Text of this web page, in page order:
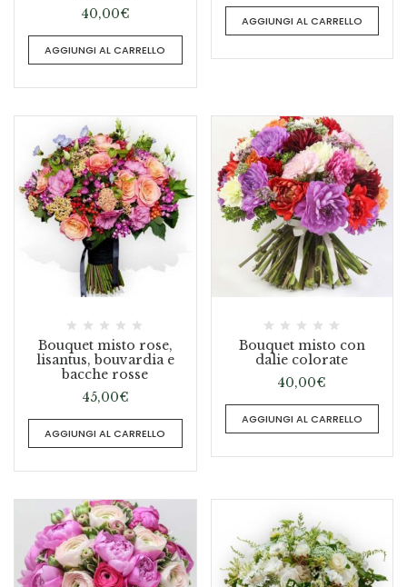
40,00€
AGGIUNGI AL CARRELLO
AGGIUNGI AL CARRELLO
Bouquet misto rose,
lisantus, bouvardia e
bacche rosse
45,00€
AGGIUNGI AL CARRELLO
Bouquet misto con
dalie colorate
40,00€
AGGIUNGI AL CARRELLO